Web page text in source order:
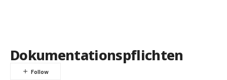
Dokumentationspflichten